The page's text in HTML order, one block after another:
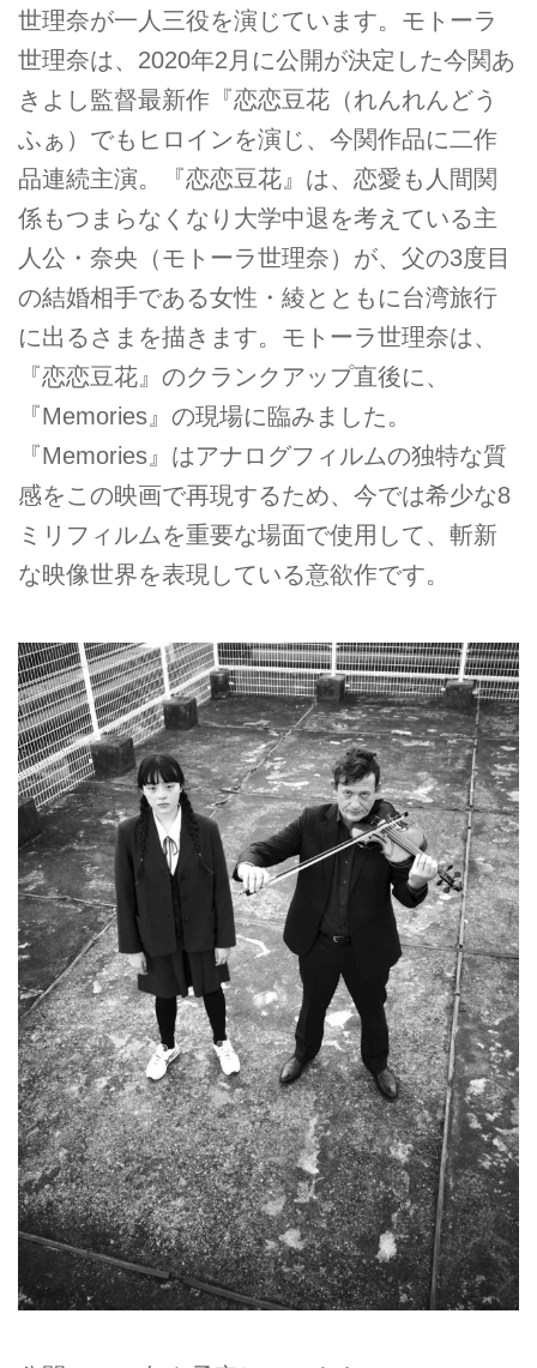
世理奈が一人三役を演じています。モトーラ
世理奈は、2020年2月に公開が決定した今関あ
きよし監督最新作『恋恋豆花（れんれんどう
ふぁ）でもヒロインを演じ、今関作品に二作
品連続主演。『恋恋豆花』は、恋愛も人間関
係もつまらなくなり大学中退を考えている主
人公・奈央（モトーラ世理奈）が、父の3度目
の結婚相手である女性・綾とともに台湾旅行
に出るさまを描きます。モトーラ世理奈は、
『恋恋豆花』のクランクアップ直後に、
『Memories』の現場に臨みました。
『Memories』はアナログフィルムの独特な質
感をこの映画で再現するため、今では希少な8
ミリフィルムを重要な場面で使用して、斬新
な映像世界を表現している意欲作です。